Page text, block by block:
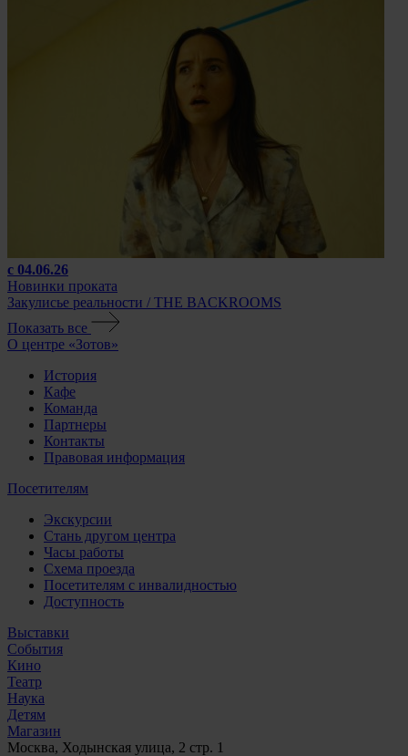
с 04.06.26
Новинки проката
Закулисье реальности / THE BACKROOMS
Показать все
О центре «Зотов»
История
Кафе
Команда
Партнеры
Контакты
Правовая информация
Посетителям
Экскурсии
Стань другом центра
Часы работы
Схема проезда
Посетителям с инвалидностью
Доступность
Выставки
События
Кино
Театр
Наука
Детям
Магазин
Москва, Ходынская улица, 2 стр. 1